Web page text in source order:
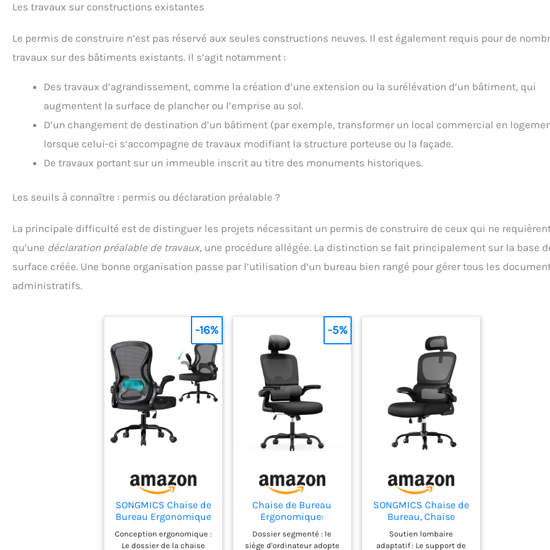
Les travaux sur constructions existantes
Le permis de construire n’est pas réservé aux seules constructions neuves. Il est également requis pour de
travaux sur des bâtiments existants. Il s’agit notamment :
Des travaux d’agrandissement, comme la création d’une extension ou la surélévation d’un bâtiment, qui
augmentent la surface de plancher ou l’emprise au sol.
D’un changement de destination d’un bâtiment (par exemple, transformer un local commercial en
lorsque celui-ci s’accompagne de travaux modifiant la structure porteuse ou la façade.
De travaux portant sur un immeuble inscrit au titre des monuments historiques.
Les seuils à connaître : permis ou déclaration préalable ?
La principale difficulté est de distinguer les projets nécessitant un permis de construire de ceux qui ne
qu’une déclaration préalable de travaux, une procédure allégée. La distinction se fait principalement sur la base
surface créée. Une bonne organisation passe par l’utilisation d’un bureau bien rangé pour gérer tous les
administratifs.
SONGMICS Chaise de
Bureau Ergonomique
Pivotante, en Maille,
Fauteuil de Bureau,
Conception ergonomique :
Le dossier de la chaise
-16%
Chaise de Bureau
Ergonomique:
Fauteuil Bureau avec
Support Lombaire en
Dossier segmenté : le
siège d'ordinateur adopte
-5%
SONGMICS Chaise de
Bureau, Chaise
Ergonomique, avec
Tissu en Maille
Soutien lombaire
adaptatif : Le support de